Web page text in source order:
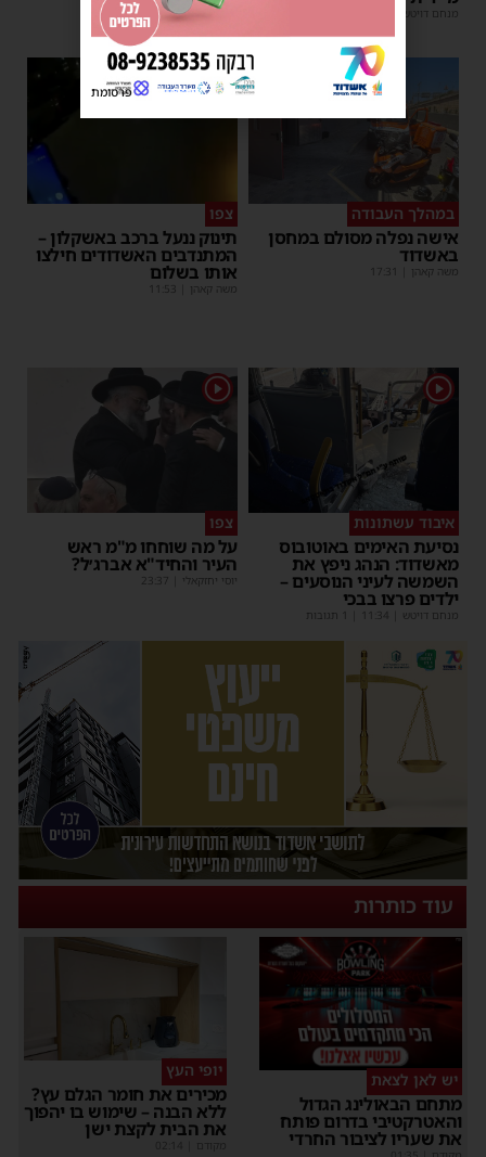
מנחם דויטש
במהלך העבודה
אישה נפלה מסולם במחסן
באשדוד
משה קאהן 17:31
1
צפו
תינוק ננעל ברכב באשקלון –
המתנדבים האשדודים חילצו
אותו בשלום
משה קאהן 11:53
1
איבוד עשתונות
נסיעת האימים באוטובוס
מאשדוד: הנהג ניפץ את
השמשה לעיני הנוסעים –
ילדים פרצו בבכי
מנחם דויטש 11:34
1
צפו
על מה שוחחו מ"מ ראש
העיר והחיד"א אברג׳ל?
יוסי יחזקאלי 23:37
עוד כותרות
יש לאן לצאת
מתחם הבאולינג הגדול
והאטרקטיבי בדרום פותח
את שעריו לציבור החרדי
יופי העץ
מכירים את חומר הגלם עץ?
ללא הבנה – שימוש בו יהפוך
את הבית לקצת ישן
מקודם
פרסומת